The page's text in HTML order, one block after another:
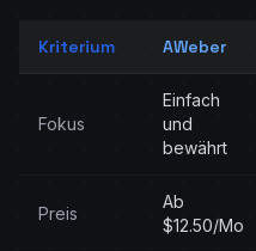
Kriterium AWeber
Fokus
Einfach
und
bewährt
Preis
Ab
$12.50/Mo